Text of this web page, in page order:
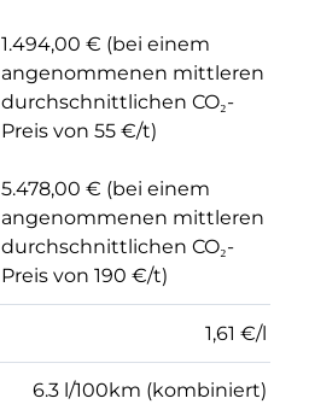
1.494,00 € (bei einem
angenommenen mittleren
durchschnittlichen CO₂-
Preis von 55 €/t)
5.478,00 € (bei einem
angenommenen mittleren
durchschnittlichen CO₂-
Preis von 190 €/t)
1,61 €/l
6.3 l/100km (kombiniert)